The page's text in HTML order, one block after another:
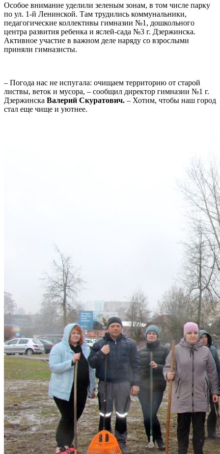
Особое внимание уделили зеленым зонам, в том числе парку
по ул. 1-й Ленинской. Там трудились коммунальники,
педагогические коллективы гимназии №1, дошкольного
центра развития ребенка и яслей-сада №3 г. Дзержинска.
Активное участие в важном деле наряду со взрослыми
приняли гимназисты.
– Погода нас не испугала: очищаем территорию от старой
листвы, веток и мусора, – сообщил директор гимназии №1 г.
Дзержинска Валерий Скуратович. – Хотим, чтобы наш город
стал еще чище и уютнее.